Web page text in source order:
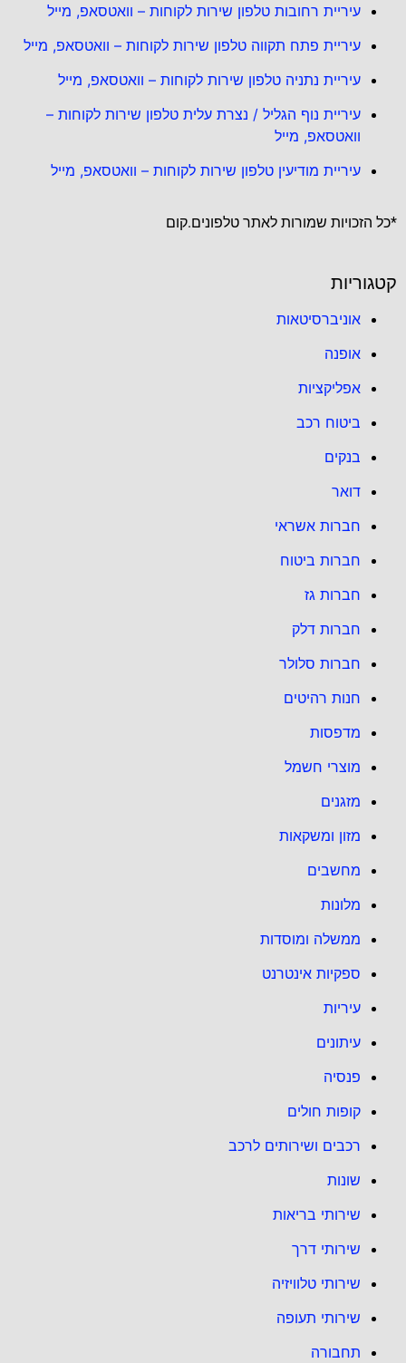
עיריית רחובות טלפון שירות לקוחות – וואטסאפ, מייל
עיריית פתח תקווה טלפון שירות לקוחות – וואטסאפ, מייל
עיריית נתניה טלפון שירות לקוחות – וואטסאפ, מייל
עיריית נוף הגליל / נצרת עלית טלפון שירות לקוחות –
וואטסאפ, מייל
עיריית מודיעין טלפון שירות לקוחות – וואטסאפ, מייל
*כל הזכויות שמורות לאתר טלפונים.קום
קטגוריות
אוניברסיטאות
אופנה
אפליקציות
ביטוח רכב
בנקים
דואר
חברות אשראי
חברות ביטוח
חברות גז
חברות דלק
חברות סלולר
חנות רהיטים
מדפסות
מוצרי חשמל
מזגנים
מזון ומשקאות
מחשבים
מלונות
ממשלה ומוסדות
ספקיות אינטרנט
עיריות
עיתונים
פנסיה
קופות חולים
רכבים ושירותים לרכב
שונות
שירותי בריאות
שירותי דרך
שירותי טלוויזיה
שירותי תעופה
תחבורה